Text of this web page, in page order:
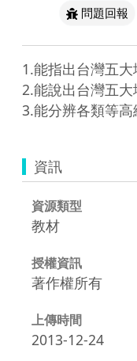
問題回報
1.能指出台灣五
2.能說出台灣五
3.能分辨各類等高
資訊
資源類型
教材
授權資訊
著作權所有
上傳時間
2013-12-24